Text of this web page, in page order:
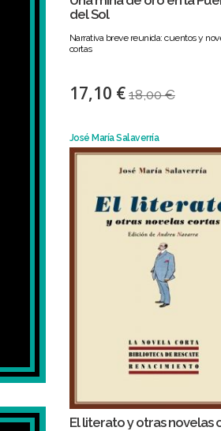
del Sol
Narrativa breve reunida: cuentos y
cortas
17,10 € 18,00 €
José María Salaverría
El literato y otras novelas